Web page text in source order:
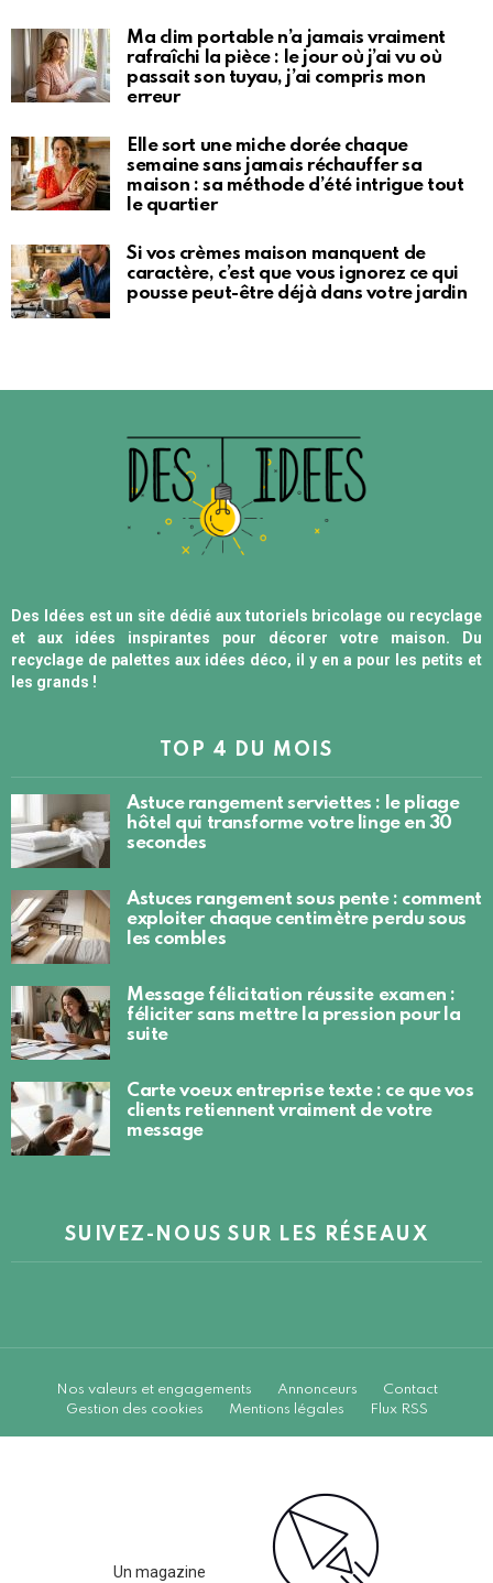
Ma clim portable n’a jamais vraiment
rafraîchi la pièce : le jour où j’ai vu où
passait son tuyau, j’ai compris mon
erreur
Elle sort une miche dorée chaque
semaine sans jamais réchauffer sa
maison : sa méthode d’été intrigue tout
le quartier
Si vos crèmes maison manquent de
caractère, c’est que vous ignorez ce qui
pousse peut-être déjà dans votre jardin
Des Idées est un site dédié aux tutoriels bricolage ou recyclage
et aux idées inspirantes pour décorer votre maison. Du
recyclage de palettes aux idées déco, il y en a pour les petits et
les grands !
TOP 4 DU MOIS
Astuce rangement serviettes : le pliage
hôtel qui transforme votre linge en 30
secondes
Astuces rangement sous pente : comment
exploiter chaque centimètre perdu sous
les combles
Message félicitation réussite examen :
féliciter sans mettre la pression pour la
suite
Carte voeux entreprise texte : ce que vos
clients retiennent vraiment de votre
message
SUIVEZ-NOUS SUR LES RÉSEAUX
Nos valeurs et engagements Annonceurs
Contact
Gestion des cookies
Mentions légales Flux RSS
Un magazine